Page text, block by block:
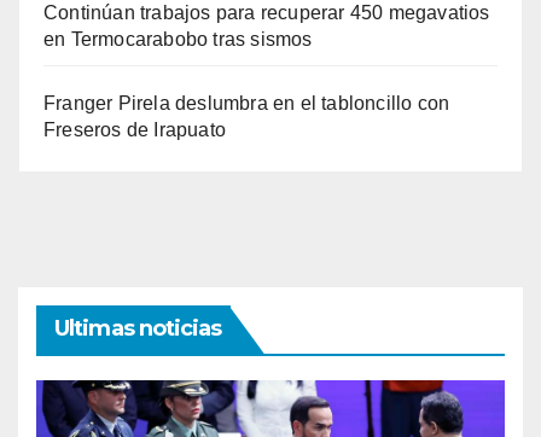
Continúan trabajos para recuperar 450 megavatios
en Termocarabobo tras sismos
Franger Pirela deslumbra en el tabloncillo con
Freseros de Irapuato
Ultimas noticias